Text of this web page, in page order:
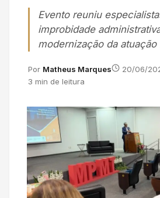
Evento reuniu
improbidade
modernização da atuação
Por Matheus Marques
20/06/
3 min de leitura